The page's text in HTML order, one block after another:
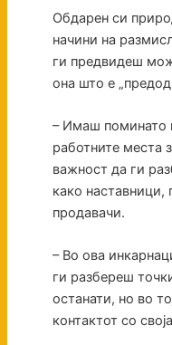
Обдарен си
начини на
ги предвидеш
она што е
– Имаш поминато
работните места
важност да ги
како наставници,
продавачи.
– Во ова
ги разбереш
останати, но во
контактот со